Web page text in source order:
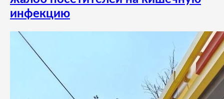
инфекцию